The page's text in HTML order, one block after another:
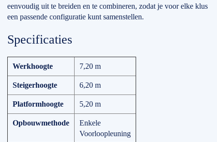
eenvoudig uit te breiden en te combineren, zodat je voor elke klus
een passende configuratie kunt samenstellen.
Specificaties
Werkhoogte 7,20 m
Steigerhoogte 6,20 m
Platformhoogte 5,20 m
Opbouwmethode
Enkele
Voorloopleuning